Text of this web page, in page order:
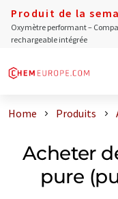
Produit de la
Oxymètre performant –
rechargeable intégrée
Home Produits
Acheter
pure